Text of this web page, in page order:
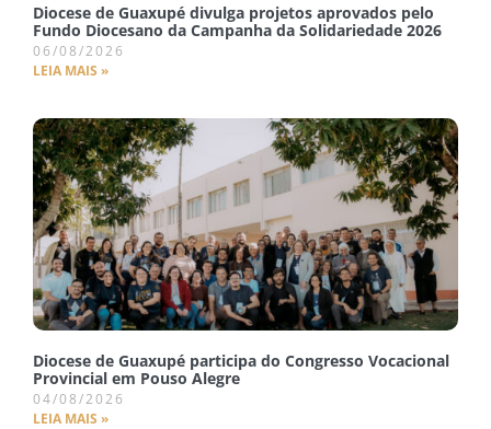
Diocese de Guaxupé divulga projetos aprovados pelo
Fundo Diocesano da Campanha da Solidariedade 2026
06/08/2026
LEIA MAIS »
Diocese de Guaxupé participa do Congresso Vocacional
Provincial em Pouso Alegre
04/08/2026
LEIA MAIS »